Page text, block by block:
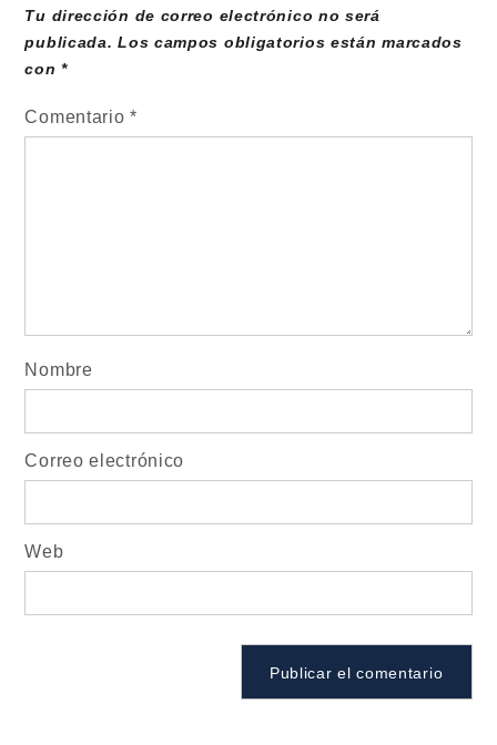
Tu dirección de correo electrónico no será
publicada. Los campos obligatorios están marcados
con*
Comentario*
Nombre
Correo electrónico
Web